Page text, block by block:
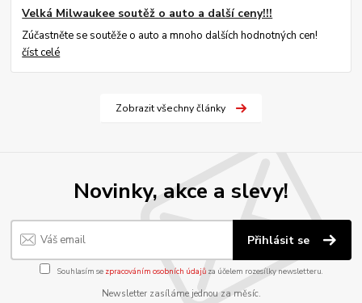
Velká Milwaukee soutěž o auto a další ceny!!!
Zúčastněte se soutěže o auto a mnoho dalších hodnotných cen!
číst celé
Zobrazit všechny články
Novinky, akce a slevy!
Přihlásit se
Souhlasím se zpracováním osobních údajůza účelem rozesílky newsletteru.
Newsletter zasíláme jednou za měsíc.